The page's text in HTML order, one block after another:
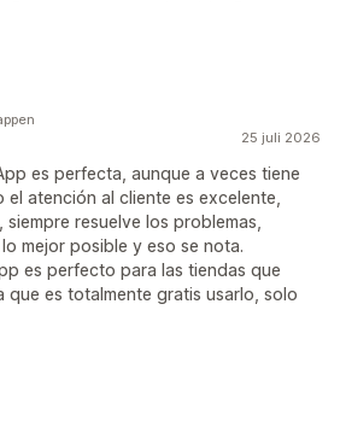
25 juli 2026
es perfecta, aunque a veces tiene
atención al cliente es excelente,
resuelve los problemas,
mejor posible y eso se nota.
es perfecto para las tiendas que
que es totalmente gratis usarlo, solo